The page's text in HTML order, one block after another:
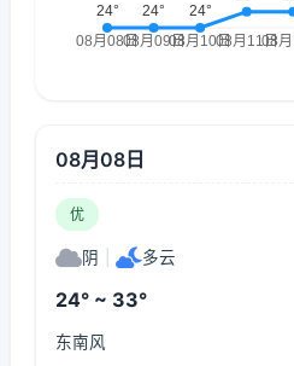
08月08日
优
阴 多云
24° ~ 33°
东南风